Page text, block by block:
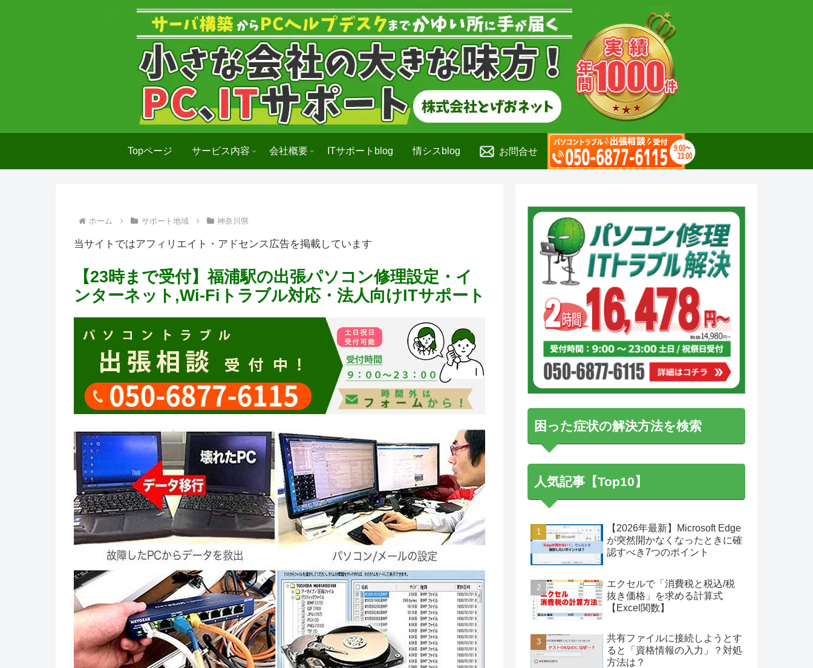
Topページ サービス内容 会社概要 ITサポートblog 情シスblog お問合せ
ホーム サポート地域 神奈川県
当サイトではアフィリエイト・アドセンス広告を掲載しています
【23時まで受付】福浦駅の出張パソコン修理設定・イ
ンターネット,Wi-Fiトラブル対応・法人向けITサポート
困った症状の解決方法を検索
人気記事【Top10】
【2026年最新】Microsoft Edge
が突然開かなくなったときに確
認すべき7つのポイント
エクセルで「消費税と税込/税
抜き価格」を求める計算式
【Excel関数】
共有ファイルに接続しようとす
ると「資格情報の入力」？対処
方法は？